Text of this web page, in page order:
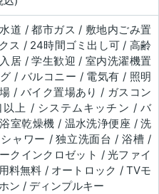
道 / 都市ガス / 敷地内ごみ置
ス / 24時間ゴミ出し可 / 高齢
居 / 学生歓迎 / 室内洗濯機置
/ バルコニー / 電気有 / 照明
/ バイク置場あり / ガスコン
以上 / システムキッチン / バ
室乾燥機 / 温水洗浄便座 / 洗
ャワー / 独立洗面台 / 浴槽 /
クインクロゼット / 光ファイ
料無料 / オートロック / TVモ
ン / ディンプルキー